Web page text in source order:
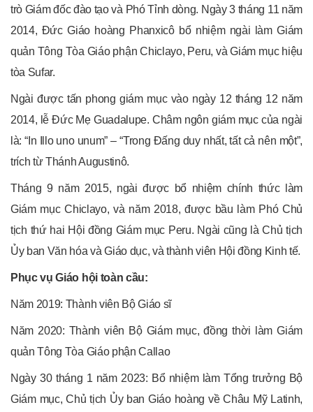
trò Giám đốc đào tạo và Phó Tỉnh dòng. Ngày 3 tháng 11 năm
2014, Đức Giáo hoàng Phanxicô bổ nhiệm ngài làm Giám
quản Tông Tòa Giáo phận Chiclayo, Peru, và Giám mục hiệu
tòa Sufar.
Ngài được tấn phong giám mục vào ngày 12 tháng 12 năm
2014, lễ Đức Mẹ Guadalupe. Châm ngôn giám mục của ngài
là: “In Illo uno unum” – “Trong Đấng duy nhất, tất cả nên một”,
trích từ Thánh Augustinô.
Tháng 9 năm 2015, ngài được bổ nhiệm chính thức làm
Giám mục Chiclayo, và năm 2018, được bầu làm Phó Chủ
tịch thứ hai Hội đồng Giám mục Peru. Ngài cũng là Chủ tịch
Ủy ban Văn hóa và Giáo dục, và thành viên Hội đồng Kinh tế.
Phục vụ Giáo hội toàn cầu:
Năm 2019: Thành viên Bộ Giáo sĩ
Năm 2020: Thành viên Bộ Giám mục, đồng thời làm Giám
quản Tông Tòa Giáo phận Callao
Ngày 30 tháng 1 năm 2023: Bổ nhiệm làm Tổng trưởng Bộ
Giám mục, Chủ tịch Ủy ban Giáo hoàng về Châu Mỹ Latinh,